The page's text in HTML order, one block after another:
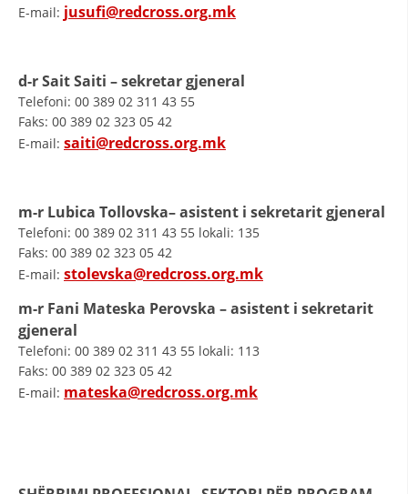
BORDI DREJTUES
STRUKTURA DHE STRUKTURA ORGANIZATIVE
SOCIALO-HUMANITARE
PËRGATITSHMËRI DHE VEPRIM GJATË KATASTROFAVE
EKIPE PËRGJIGJE DISASTER
STACIONIN E UJIT SHPËTIMIT – VODNO
E-mail: jusufi@redcross.org.mk
d-r Sait Saiti – sekretar gjeneral
Telefoni: 00 389 02 311 43 55
Faks: 00 389 02 323 05 42
E-mail: saiti@redcross.org.mk
m-r Lubica Tollovska– asistent i sekretarit gjeneral
Telefoni: 00 389 02 311 43 55 lokali: 135
Faks: 00 389 02 323 05 42
E-mail: stolevska@redcross.org.mk
m-r Fani Mateska Perovska – asistent i sekretarit
gjeneral
Telefoni: 00 389 02 311 43 55 lokali: 113
Faks: 00 389 02 323 05 42
E-mail: mateska@redcross.org.mk